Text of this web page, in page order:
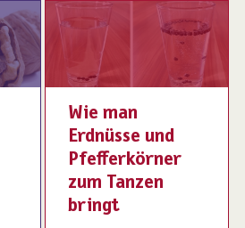
Wie man
Erdnüsse und
Pfefferkörner
zum Tanzen
bringt